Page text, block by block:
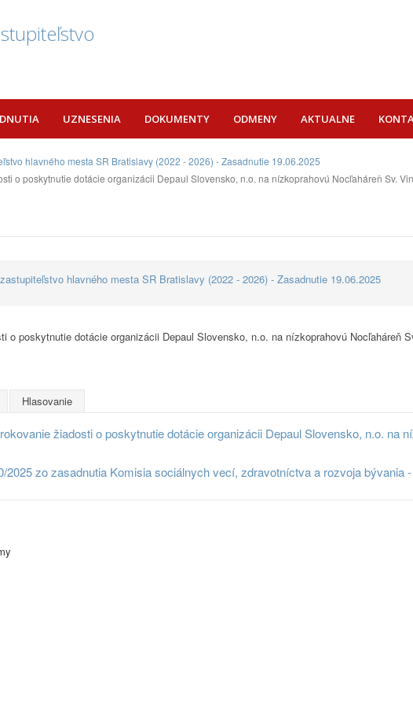
UZNESENIA DOKUMENTY ODMENY AKTUALNE
hlavného mesta SR Bratislavy (2022 - 2026) - Zasadnutie 19.06.2025
o poskytnutie dotácie organizácii Depaul Slovensko, n.o. na nízkoprahovú Nocľaháreň Sv.
hlavného mesta SR Bratislavy (2022 - 2026) - Zasadnutie 19.06.2025
o poskytnutie dotácie organizácii Depaul Slovensko, n.o. na nízkoprahovú Nocľaháreň
Hlasovanie
žiadosti o poskytnutie dotácie organizácii Depaul Slovensko, n.o. na
2025 zo zasadnutia Komisia sociálnych vecí, zdravotníctva a rozvoja bývania